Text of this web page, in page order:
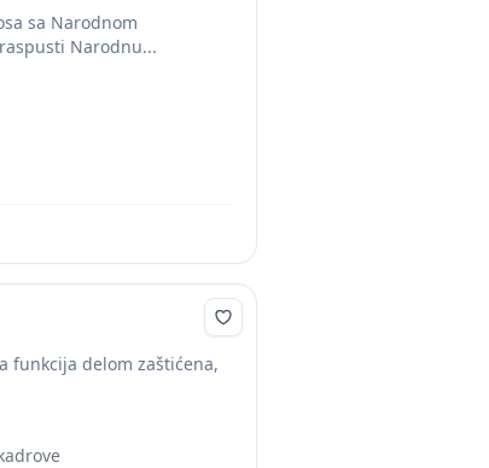
sa Narodnom
Narodnu...
funkcija delom zaštićena,